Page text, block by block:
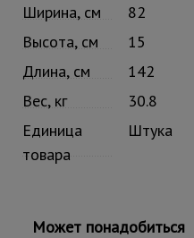
Ширина, см
82
Высота, см
15
Длина, см
142
Вес, кг
30.8
Единица
товара
Штука
Может понадобиться